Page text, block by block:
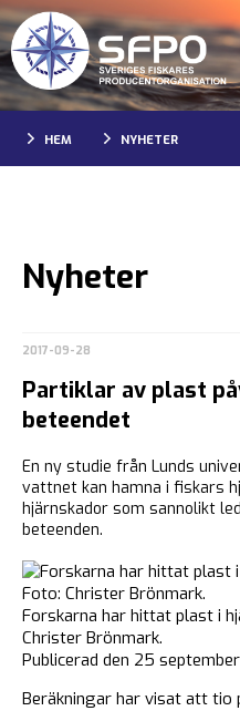
HEM NYHETER
Nyheter
2017-09-28
Partiklar av plast
beteendet
En ny studie från Lunds
vattnet kan hamna i fiskars
hjärnskador som sannolikt
beteenden.
Forskarna har hittat plast i
Christer Brönmark.
Publicerad den 25
Beräkningar har visat att tio